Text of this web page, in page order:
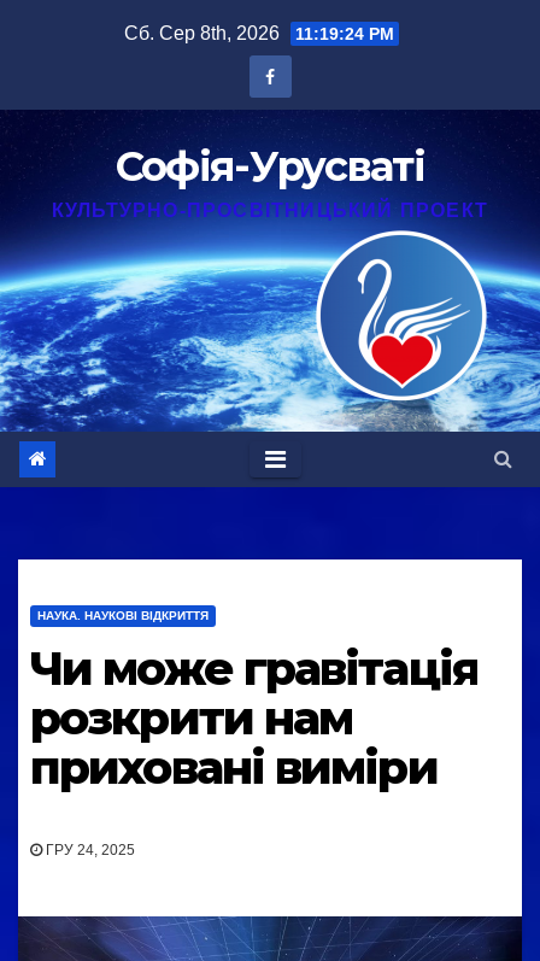
Сб. Сер 8th, 2026 11:19:25 PM
Софія-Урусваті
КУЛЬТУРНО-ПРОСВІТНИЦЬКИЙ ПРОЕКТ
НАУКА. НАУКОВІ ВІДКРИТТЯ
Чи може гравітація
розкрити нам
приховані виміри
ГРУ 24, 2025